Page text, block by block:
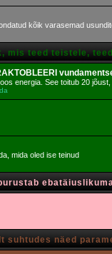
kõik varasemad
mis teed teistele,
energia. See toitub 20
mida oled ise teinud
suhtudes näed